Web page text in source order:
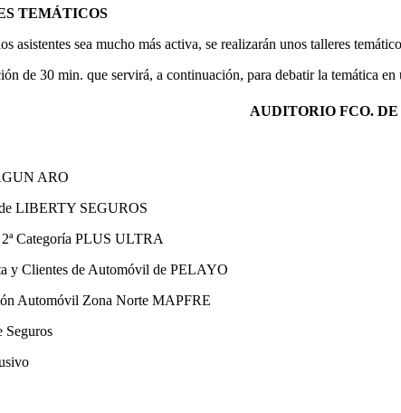
TEMÁTICOS
asistentes sea mucho más activa, se realizarán unos talleres
de 30 min. que servirá, a continuación, para debatir la temática
AUDITORIO FCO.
ARO
LIBERTY SEGUROS
Categoría PLUS ULTRA
y Clientes de Automóvil de PELAYO
Automóvil Zona Norte MAPFRE